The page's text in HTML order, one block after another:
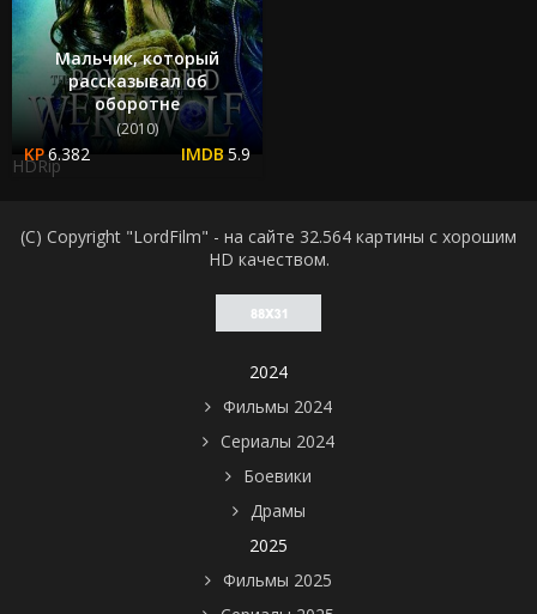
Мальчик, который
рассказывал об
оборотне
(2010)
6.382 5.9
HDRip
(C) Copyright "LordFilm" - на сайте 32.564 картины с хорошим
HD качеством.
2024
Фильмы 2024
Сериалы 2024
Боевики
Драмы
2025
Фильмы 2025